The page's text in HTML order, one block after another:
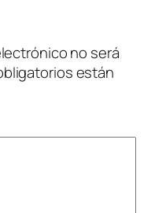
no será
están